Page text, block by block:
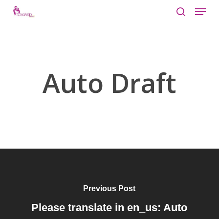
Menu
Auto Draft
Previous Post
Please translate in en_us: Auto